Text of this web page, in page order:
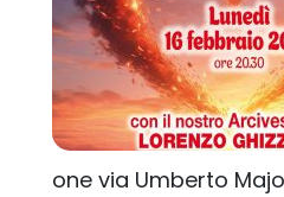
one via Umberto